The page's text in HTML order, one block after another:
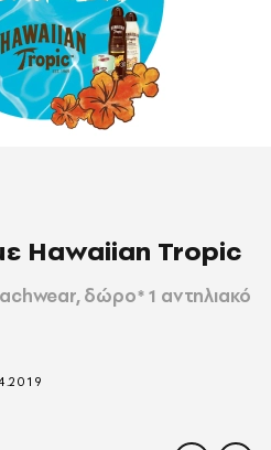
Ηawaiian Tropic
δώρο* 1 αντηλιακό